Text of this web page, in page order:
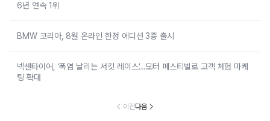
6년 연속 1위
BMW 코리아, 8월 온라인 한정 에디션 3종 출시
넥센타이어, ‘폭염 날리는 서킷 레이스’…모터 페스티벌로 고객 체험 마케
팅 확대
이전다음